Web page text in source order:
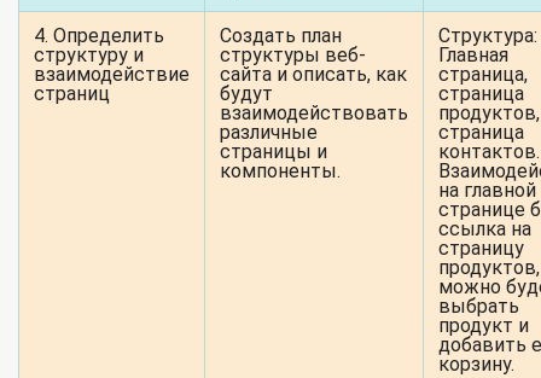
4. Определить
структуру и
взаимодействие
страниц
Создать план
структуры веб-
сайта и описать, как
будут
взаимодействовать
различные
страницы и
компоненты.
Структура:
Главная
страница,
страница
продуктов,
страница
контактов.
на главной
странице
ссылка на
страницу
можно
выбрать
продукт и
добавить
корзину.